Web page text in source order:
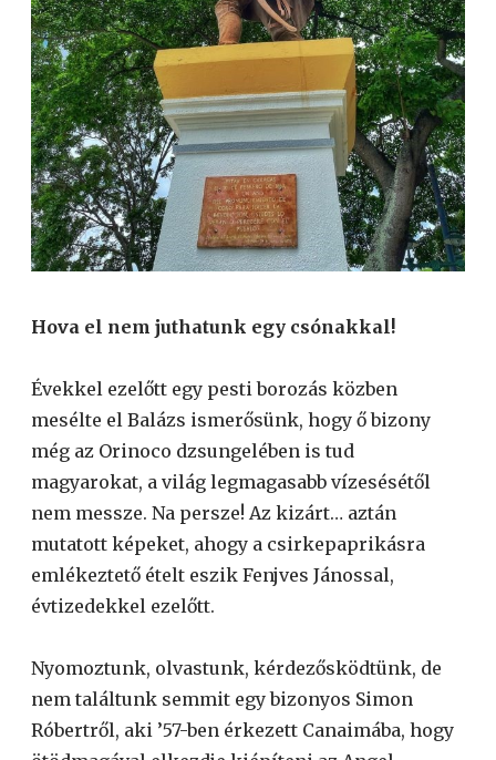
Hova el nem juthatunk egy csónakkal!
Évekkel ezelőtt egy pesti borozás közben
mesélte el Balázs ismerősünk, hogy ő bizony
még az Orinoco dzsungelében is tud
magyarokat, a világ legmagasabb vízesésétől
nem messze. Na persze! Az kizárt… aztán
mutatott képeket, ahogy a csirkepaprikásra
emlékeztető ételt eszik Fenjves Jánossal,
évtizedekkel ezelőtt.
Nyomoztunk, olvastunk, kérdezősködtünk, de
nem találtunk semmit egy bizonyos Simon
Róbertről, aki ’57-ben érkezett Canaimába, hogy